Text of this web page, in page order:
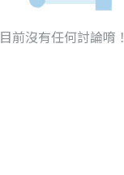
目前沒有任何討論唷！